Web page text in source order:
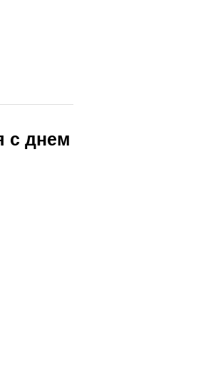
с днем